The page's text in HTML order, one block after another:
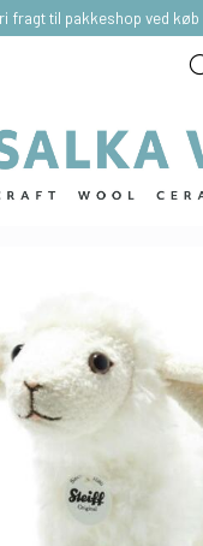
fragt til pakkeshop ved